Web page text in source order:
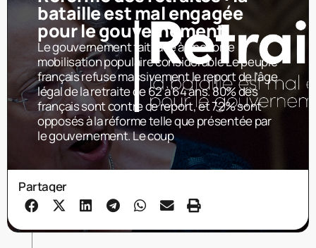
bataille est mal engagée
pour le gouvernement
Le gouvernement fait face à une forte
mobilisation populaire considérable Le peuple
français refuse massivement le report de l’âge
légal de la retraite de 62 à 64 ans. 80% des
français sont contre ce report, et 72% sont
opposés à la réforme telle que présentée par
le gouvernement. Le coup
Partager